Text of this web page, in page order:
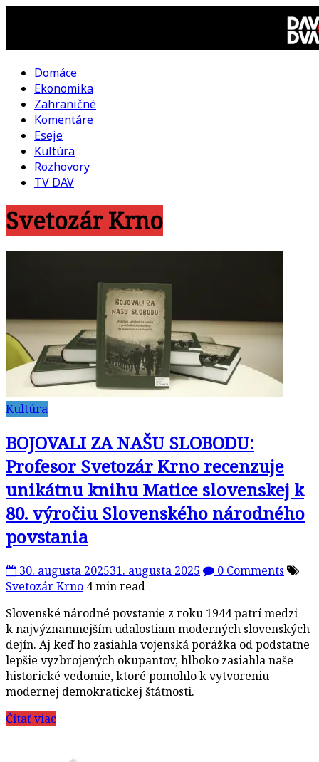
DAV
DVA
kultúrno-
politická
revue
Domáce
Ekonomika
Zahraničné
Komentáre
Eseje
Kultúra
Rozhovory
TV DAV
Svetozár Krno
Kultúra
BOJOVALI ZA NAŠU SLOBODU:
Profesor Svetozár Krno recenzuje
unikátnu knihu Matice slovenskej k
80. výročiu Slovenského národného
povstania
30. augusta 202531. augusta 2025
0 Comments
Svetozár Krno 4 min read
Slovenské národné povstanie z roku 1944 patrí medzi
k najvýznamnejším udalostiam moderných slovenských
dejín. Aj keď ho zasiahla vojenská porážka od podstatne
lepšie vyzbrojených okupantov, hlboko zasiahla naše
historické vedomie, ktoré pomohlo k vytvoreniu
modernej demokratickej štátnosti.
Čítať viac